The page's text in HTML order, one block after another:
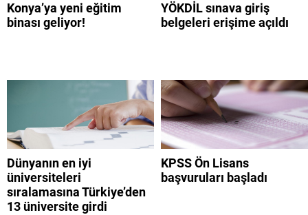
Konya’ya yeni eğitim
binası geliyor!
YÖKDİL sınava giriş
belgeleri erişime açıldı
Dünyanın en iyi
üniversiteleri
sıralamasına Türkiye’den
13 üniversite girdi
KPSS Ön Lisans
başvuruları başladı